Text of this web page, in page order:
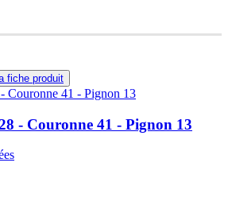
fiche produit
- Couronne 41 - Pignon 13